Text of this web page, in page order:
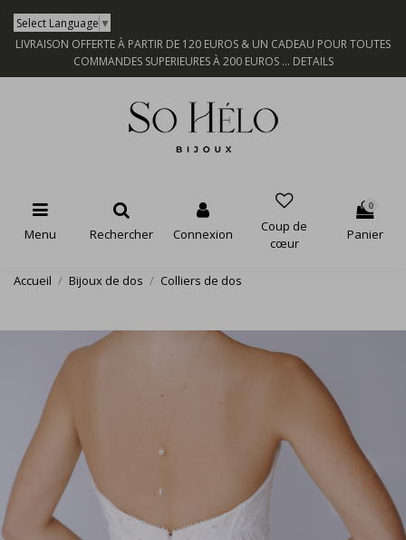
Select Language ▼
LIVRAISON OFFERTE À PARTIR DE 120 EUROS & UN CADEAU POUR TOUTES
COMMANDES SUPERIEURES À 200 EUROS ... DETAILS
Menu Rechercher Connexion
Coup de
cœur
0
Panier
Accueil Bijoux de dos Colliers de dos